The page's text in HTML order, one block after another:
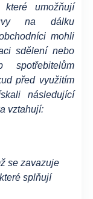
které umožňují
na dálku
mohli
sdělení nebo
před využitím
následující
vztahují:
se zavazuje
splňují